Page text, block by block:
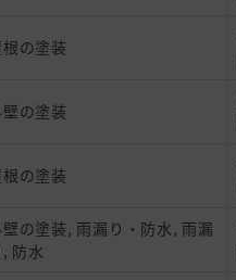
の塗装
の塗装
の塗装
壁の塗装, 雨漏り・防水, 雨漏
, 防水